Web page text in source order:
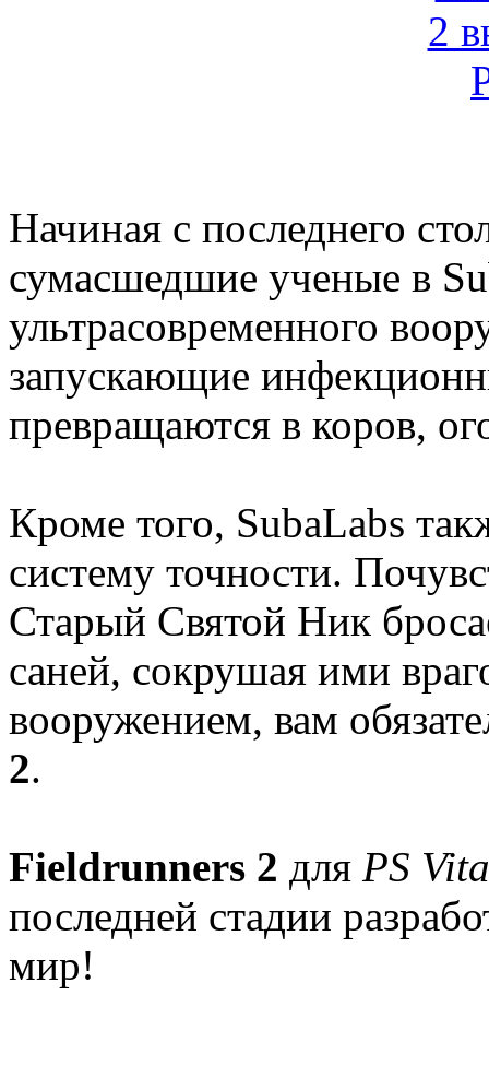
Начиная с последнего
сумасшедшие ученые в
ультрасовременного
запускающие
превращаются в коров,
Кроме того, SubaLabs
систему точности.
Старый Святой Ник
саней, сокрушая ими
вооружением, вам
2.
Fieldrunners 2 для PS Vita
последней стадии
мир!